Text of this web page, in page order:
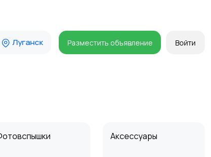
Луганск Разместить объявление Войти
Аксессуары